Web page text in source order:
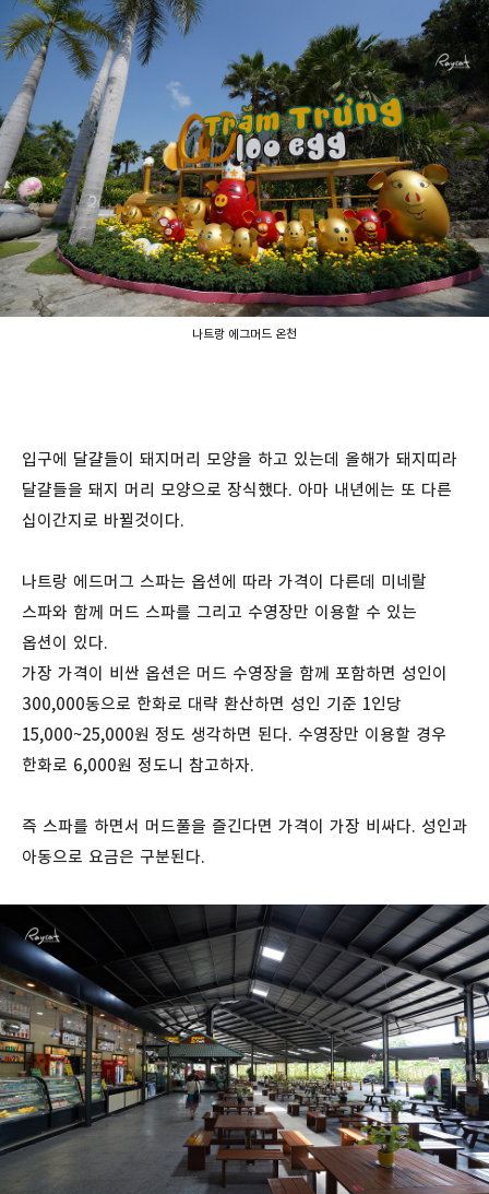
나트랑 에그머드 온천
입구에 달걀들이 돼지머리 모양을 하고 있는데 올해가 돼지띠라
달걀들을 돼지 머리 모양으로 장식했다. 아마 내년에는 또 다른
십이간지로 바뀔것이다.
나트랑 에드머그 스파는 옵션에 따라 가격이 다른데 미네랄
스파와 함께 머드 스파를 그리고 수영장만 이용할 수 있는
옵션이 있다.
가장 가격이 비싼 옵션은 머드 수영장을 함께 포함하면 성인이
300,000동으로 한화로 대략 환산하면 성인 기준 1인당
15,000~25,000원 정도 생각하면 된다. 수영장만 이용할 경우
한화로 6,000원 정도니 참고하자.
즉 스파를 하면서 머드풀을 즐긴다면 가격이 가장 비싸다. 성인과
아동으로 요금은 구분된다.